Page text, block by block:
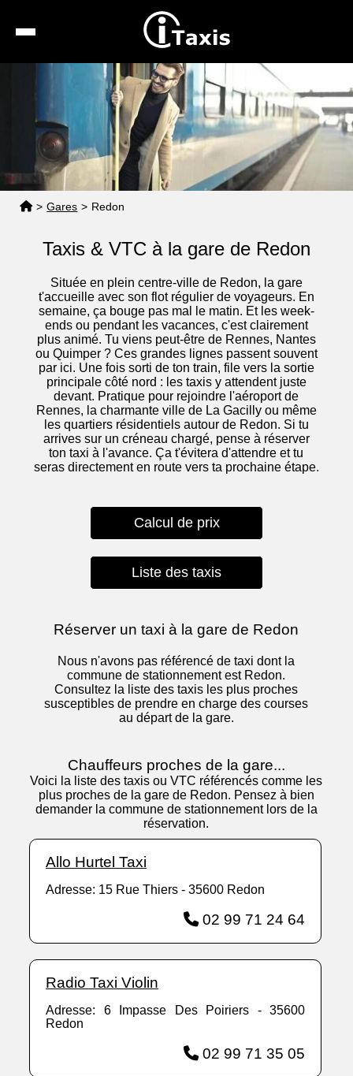
Recherche
Calcul de tarif
Taxis conventionnés
Espace pro
> Gares > Redon
Taxis & VTC à la gare de Redon
Située en plein centre-ville de Redon, la gare
t'accueille avec son flot régulier de voyageurs. En
semaine, ça bouge pas mal le matin. Et les week-
ends ou pendant les vacances, c'est clairement
plus animé. Tu viens peut-être de Rennes, Nantes
ou Quimper ? Ces grandes lignes passent souvent
par ici. Une fois sorti de ton train, file vers la sortie
principale côté nord : les taxis y attendent juste
devant. Pratique pour rejoindre l'aéroport de
Rennes, la charmante ville de La Gacilly ou même
les quartiers résidentiels autour de Redon. Si tu
arrives sur un créneau chargé, pense à réserver
ton taxi à l'avance. Ça t'évitera d'attendre et tu
seras directement en route vers ta prochaine étape.
Calcul de prix
Liste des taxis
Réserver un taxi à la gare de Redon
Nous n'avons pas référencé de taxi dont la
commune de stationnement est Redon.
Consultez la liste des taxis les plus proches
susceptibles de prendre en charge des courses
au départ de la gare.
Chauffeurs proches de la gare...
Voici la liste des taxis ou VTC référencés comme les
plus proches de la gare de Redon. Pensez à bien
demander la commune de stationnement lors de la
réservation.
Allo Hurtel Taxi
Adresse: 15 Rue Thiers - 35600 Redon
02 99 71 24 64
Radio Taxi Violin
Adresse: 6 Impasse Des Poiriers - 35600
Redon
02 99 71 35 05